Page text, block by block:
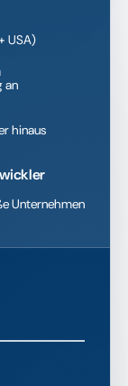
USA)
an
hinaus
Unternehmen